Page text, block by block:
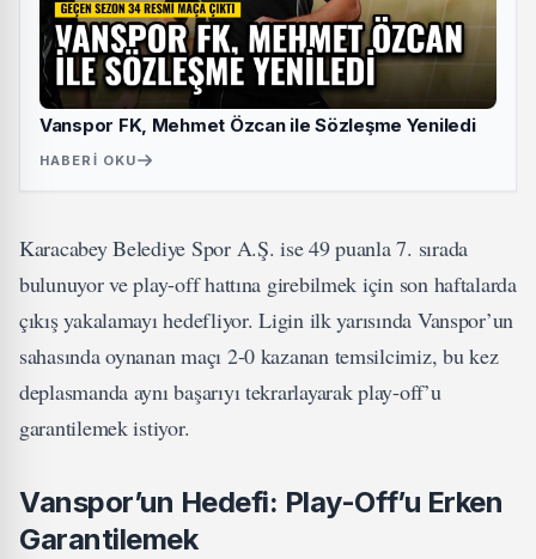
Vanspor FK, Mehmet Özcan ile Sözleşme Yeniledi
HABERI OKU
Karacabey Belediye Spor A.Ş. ise 49 puanla 7. sırada
bulunuyor ve play-off hattına girebilmek için son haftalarda
çıkış yakalamayı hedefliyor. Ligin ilk yarısında Vanspor’un
sahasında oynanan maçı 2-0 kazanan temsilcimiz, bu kez
deplasmanda aynı başarıyı tekrarlayarak play-off’u
garantilemek istiyor.
Vanspor’un Hedefi: Play-Off’u Erken
Garantilemek